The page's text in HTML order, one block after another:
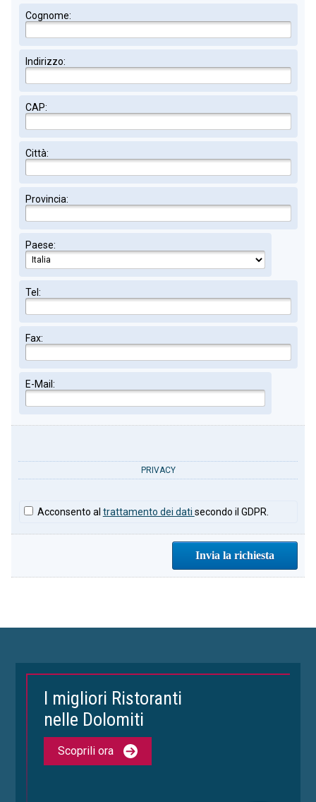
Cognome:
Indirizzo:
CAP:
Città:
Provincia:
Paese:
Tel:
Fax:
E-Mail:
PRIVACY
Acconsento al trattamento dei dati secondo il GDPR.
I migliori Ristoranti
nelle Dolomiti
Scoprili ora